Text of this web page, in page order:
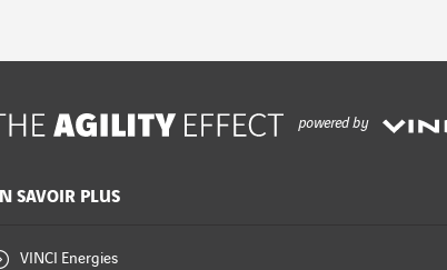
powered by
SAVOIR PLUS
VINCI Energies